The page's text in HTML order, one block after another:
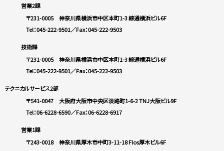
営業2課
〒231-0005 神奈川県横浜市中区本町1-3 綜通横浜ビル6F
Tel：045-222-9501／Fax：045-222-9503
技術課
〒231-0005 神奈川県横浜市中区本町1-3 綜通横浜ビル6F
Tel：045-222-9501／Fax：045-222-9503
テクニカルサービス2部
〒541-0047 大阪府大阪市中央区淡路町1-6-2 TNJ大阪ビル9F
Tel：06-6228-6590／Fax：06-6228-6917
営業1課
〒243-0018 神奈川県厚木市中町3-11-18 Flos厚木ビル6F